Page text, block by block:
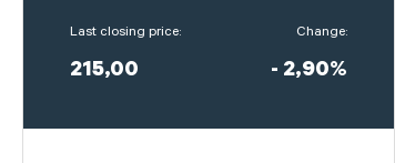
Last closing price:
215,00
Change:
- 2,90%